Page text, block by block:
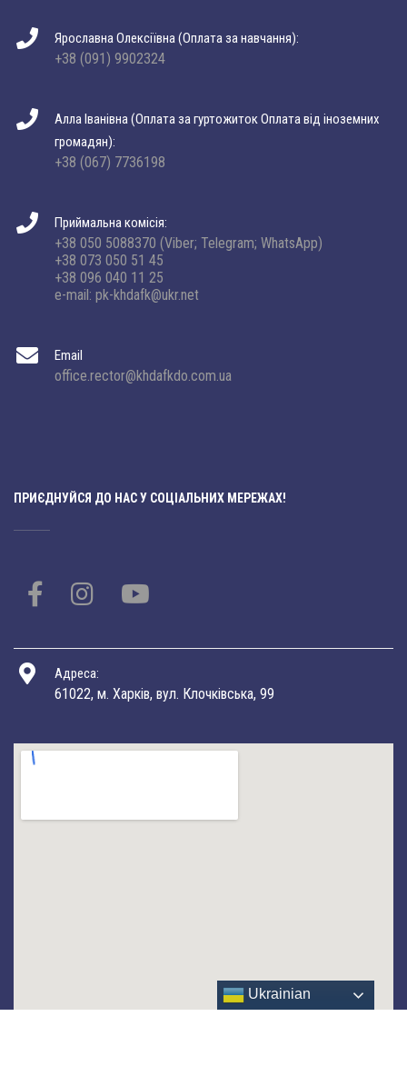
Ярославна Олексіївна (Оплата за навчання):
+38 (091) 9902324
Алла Іванівна (Оплата за гуртожиток Оплата від іноземних
громадян):
+38 (067) 7736198
Приймальна комісія:
+38 050 5088370 (Viber; Telegram; WhatsApp)
+38 073 050 51 45
+38 096 040 11 25
e-mail: pk-khdafk@ukr.net
Email
office.rector@khdafkdo.com.ua
ПРИЄДНУЙСЯ ДО НАС У СОЦІАЛЬНИХ МЕРЕЖАХ!
Адреса:
61022, м. Харків, вул. Клочківська, 99
Ukrainian